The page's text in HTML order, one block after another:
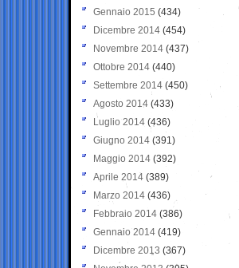
Gennaio 2015 (434)
Dicembre 2014 (454)
Novembre 2014 (437)
Ottobre 2014 (440)
Settembre 2014 (450)
Agosto 2014 (433)
Luglio 2014 (436)
Giugno 2014 (391)
Maggio 2014 (392)
Aprile 2014 (389)
Marzo 2014 (436)
Febbraio 2014 (386)
Gennaio 2014 (419)
Dicembre 2013 (367)